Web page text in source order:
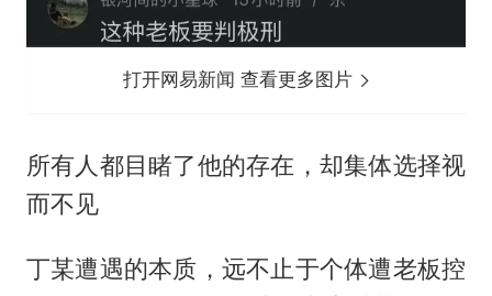
打开网易新闻 查看更多图片
所有人都目睹了他的存在，却集体选择视
而不见
丁某遭遇的本质，远不止于个体遭老板控